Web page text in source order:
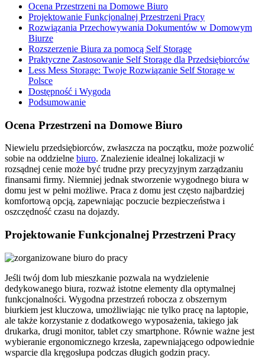
Ocena Przestrzeni na Domowe Biuro
Projektowanie Funkcjonalnej Przestrzeni Pracy
Rozwiązania Przechowywania Dokumentów w Domowym
Biurze
Rozszerzenie Biura za pomocą Self Storage
Praktyczne Zastosowanie Self Storage dla Przedsiębiorców
Less Mess Storage: Twoje Rozwiązanie Self Storage w
Polsce
Dostępność i Wygoda
Podsumowanie
Ocena Przestrzeni na Domowe Biuro
Niewielu przedsiębiorców, zwłaszcza na początku, może pozwolić
sobie na oddzielne biuro. Znalezienie idealnej lokalizacji w
rozsądnej cenie może być trudne przy precyzyjnym zarządzaniu
finansami firmy. Niemniej jednak stworzenie wygodnego biura w
domu jest w pełni możliwe. Praca z domu jest często najbardziej
komfortową opcją, zapewniając poczucie bezpieczeństwa i
oszczędność czasu na dojazdy.
Projektowanie Funkcjonalnej Przestrzeni Pracy
Jeśli twój dom lub mieszkanie pozwala na wydzielenie
dedykowanego biura, rozważ istotne elementy dla optymalnej
funkcjonalności. Wygodna przestrzeń robocza z obszernym
biurkiem jest kluczowa, umożliwiając nie tylko pracę na laptopie,
ale także korzystanie z dodatkowego wyposażenia, takiego jak
drukarka, drugi monitor, tablet czy smartphone. Równie ważne jest
wybieranie ergonomicznego krzesła, zapewniającego odpowiednie
wsparcie dla kręgosłupa podczas długich godzin pracy.